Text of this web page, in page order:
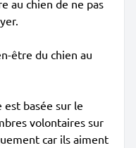
au chien de ne pas
être du chien au
basée sur le
volontaires sur
car ils aiment